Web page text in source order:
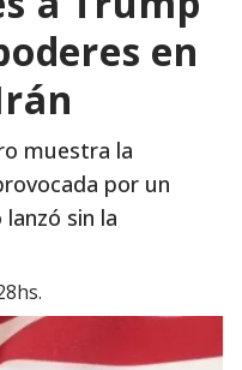
en
muestra la
por un
sin la